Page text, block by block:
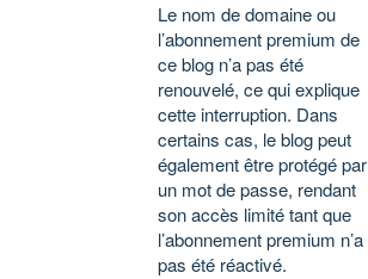
Le nom de domaine ou
l’abonnement premium de
ce blog n’a pas été
renouvelé, ce qui explique
cette interruption. Dans
certains cas, le blog peut
également être protégé par
un mot de passe, rendant
son accès limité tant que
l’abonnement premium n’a
pas été réactivé.